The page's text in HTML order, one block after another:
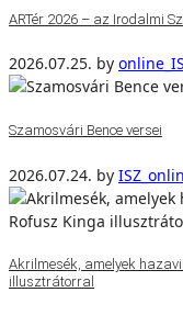
ARTér 2026 – az Irodalmi
2026.07.25. by
Szamosvári Bence versei
2026.07.24. by
Akrilmesék, amelyek
illusztrátorral